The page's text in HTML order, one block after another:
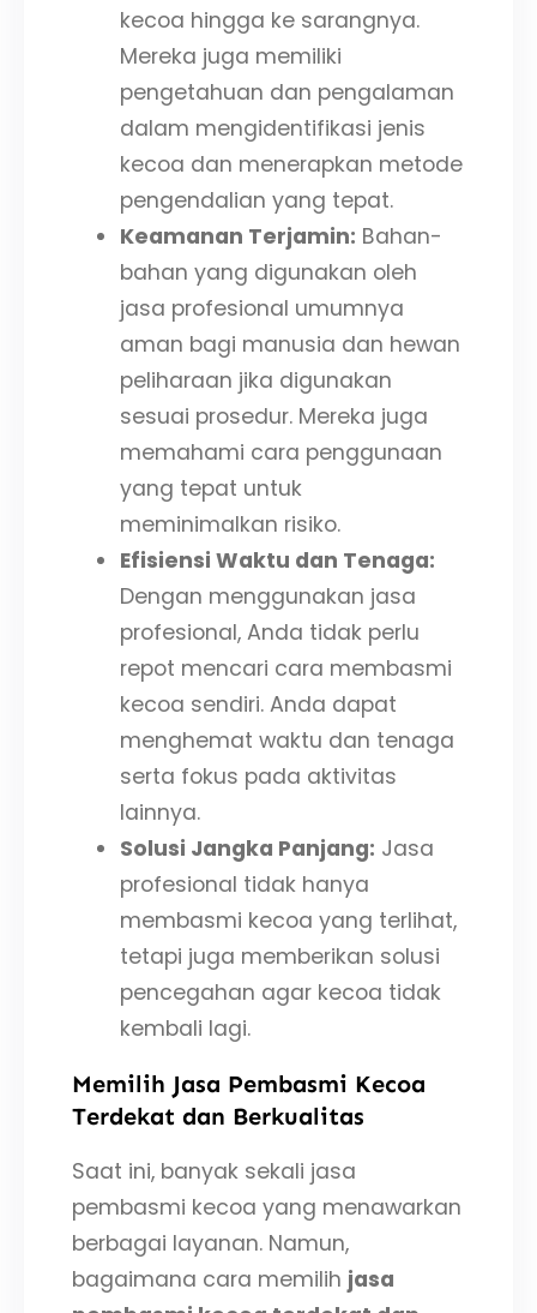
kecoa hingga ke sarangnya.
Mereka juga memiliki
pengetahuan dan pengalaman
dalam mengidentifikasi jenis
kecoa dan menerapkan metode
pengendalian yang tepat.
Keamanan Terjamin: Bahan-
bahan yang digunakan oleh
jasa profesional umumnya
aman bagi manusia dan hewan
peliharaan jika digunakan
sesuai prosedur. Mereka juga
memahami cara penggunaan
yang tepat untuk
meminimalkan risiko.
Efisiensi Waktu dan Tenaga:
Dengan menggunakan jasa
profesional, Anda tidak perlu
repot mencari cara membasmi
kecoa sendiri. Anda dapat
menghemat waktu dan tenaga
serta fokus pada aktivitas
lainnya.
Solusi Jangka Panjang: Jasa
profesional tidak hanya
membasmi kecoa yang terlihat,
tetapi juga memberikan solusi
pencegahan agar kecoa tidak
kembali lagi.
Memilih Jasa Pembasmi Kecoa
Terdekat dan Berkualitas
Saat ini, banyak sekali jasa
pembasmi kecoa yang menawarkan
berbagai layanan. Namun,
bagaimana cara memilih jasa